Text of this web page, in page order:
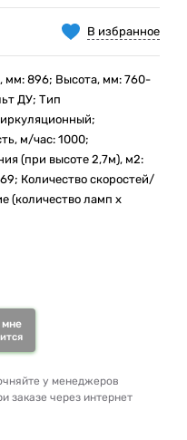
В избранное
мм: 896; Высота, мм: 760-
ДУ; Тип
м/час: 1000;
(при высоте 2,7м), м2:
Количество скоростей/
(количество ламп x
у менеджеров
заказе через интернет